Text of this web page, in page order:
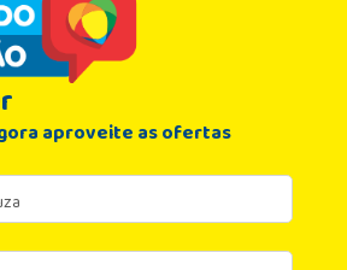
aproveite as ofertas